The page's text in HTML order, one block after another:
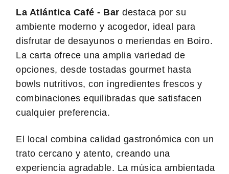
La Atlántica Café - Bar destaca por su
ambiente moderno y acogedor, ideal para
disfrutar de desayunos o meriendas en Boiro.
La carta ofrece una amplia variedad de
opciones, desde tostadas gourmet hasta
bowls nutritivos, con ingredientes frescos y
combinaciones equilibradas que satisfacen
cualquier preferencia.
El local combina calidad gastronómica con un
trato cercano y atento, creando una
experiencia agradable. La música ambientada